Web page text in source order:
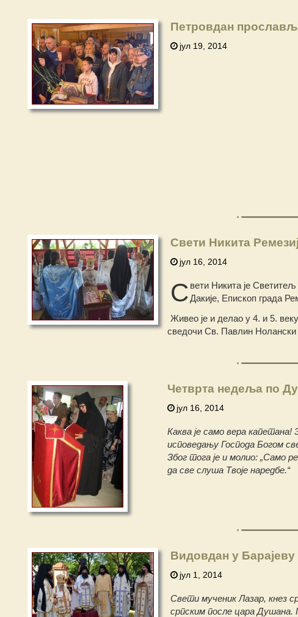
Петровдан
јул 19, 2014
Свети Никита
јул 16, 2014
С вети Никита је
Дакије, Епископ града
Живео је и делао у 4. и 5.
сведочи Св. Павлин Нолански
Четврта недеља по
јул 16, 2014
Каква је само вера
исповедању Господа Богом
Због тога је и молио: „Само
да све слуша Твоје наредбе.“
Видовдан у Барајеву
јул 1, 2014
Свети мученик Лазар, кнез
српским после цара Душана.